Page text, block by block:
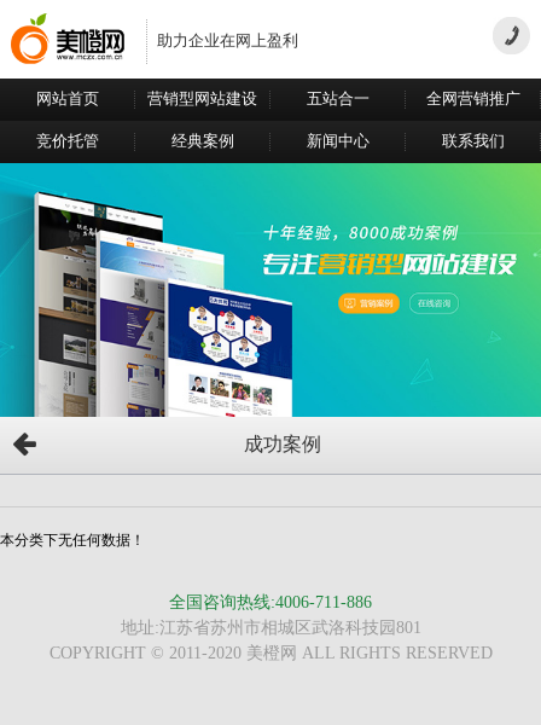
助力企业在网上盈利
网站首页 营销型网站建设 五站合一 全网营销推广
竞价托管 经典案例 新闻中心 联系我们
成功案例
本分类下无任何数据！
全国咨询热线:4006-711-886
地址:江苏省苏州市相城区武洛科技园801
COPYRIGHT © 2011-2020 美橙网 ALL RIGHTS RESERVED